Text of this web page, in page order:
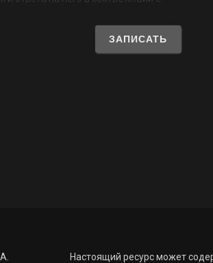
Настоящий ресурс может